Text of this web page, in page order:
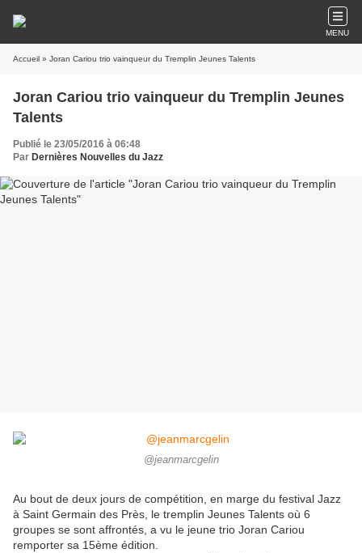
MENU
Accueil » Joran Cariou trio vainqueur du Tremplin Jeunes Talents
Joran Cariou trio vainqueur du Tremplin Jeunes
Talents
Publié le 23/05/2016 à 06:48
Par Dernières Nouvelles du Jazz
@jeanmarcgelin
Au bout de deux jours de compétition, en marge du festival Jazz
à Saint Germain des Près, le tremplin Jeunes Talents où 6
groupes se sont affrontés, a vu le jeune trio Joran Cariou
remporter sa 15ème édition.